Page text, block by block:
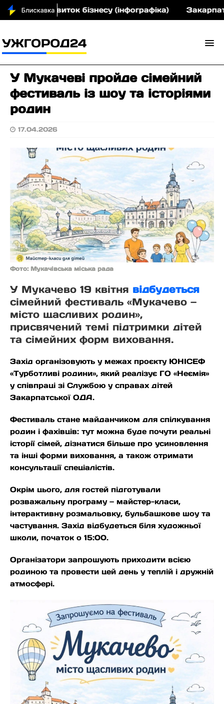
розвиток бізнесу (інфографіка)
У Мукачеві пройде сімейний
фестиваль із шоу та історіями
родин
17.04.2026
Фото: Мукачівська міська рада
У Мукачево 19 квітня відбудеться
сімейний фестиваль «Мукачево —
місто щасливих родин»,
присвячений темі підтримки дітей
та сімейних форм виховання.
Захід організовують у межах проєкту ЮНІСЕФ
«Турботливі родини», який реалізує ГО «Неємія»
у співпраці зі Службою у справах дітей
Закарпатської ОДА.
Фестиваль стане майданчиком для спілкування
родин і фахівців: тут можна буде почути реальні
історії сімей, дізнатися більше про усиновлення
та інші форми виховання, а також отримати
консультації спеціалістів.
Окрім цього, для гостей підготували
розважальну програму — майстер-класи,
інтерактивну розмальовку, бульбашкове шоу та
частування. Захід відбудеться біля художньої
школи, початок о 15:00.
Організатори запрошують приходити всією
родиною та провести цей день у теплій і дружній
атмосфері.